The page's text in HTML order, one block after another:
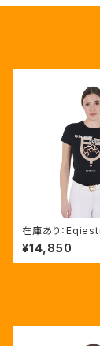
在庫あり：
n's ブチ馬コッ
LACK（
¥14,850